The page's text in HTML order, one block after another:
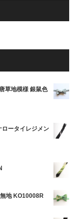
草地模様 銀鼠色
ータイレジメン
地 KO10008R